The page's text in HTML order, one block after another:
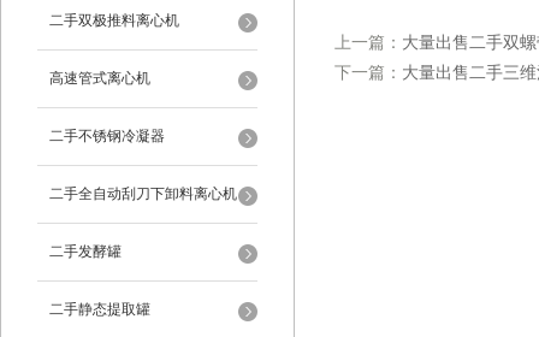
二手双极推料离心机
高速管式离心机
二手不锈钢冷凝器
二手全自动刮刀下卸料离心机
二手发酵罐
二手静态提取罐
上一篇： 大量出售二手双
下一篇： 大量出售二手三